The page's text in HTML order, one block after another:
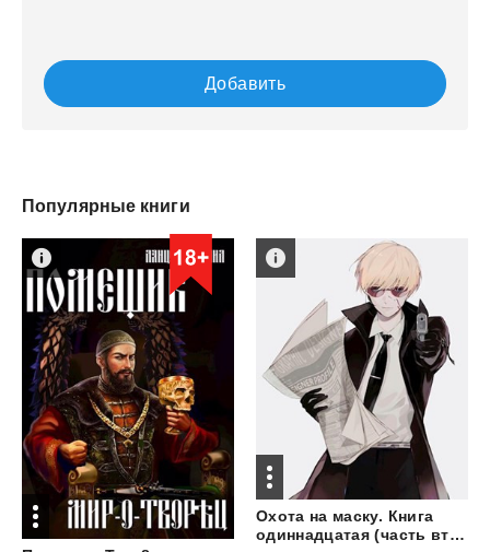
Добавить
Популярные книги
Охота на маску. Книга
одиннадцатая (часть вторая)